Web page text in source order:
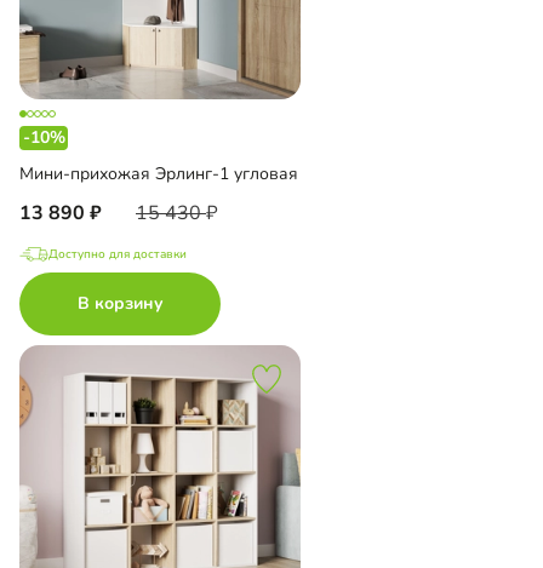
-10%
Мини-прихожая Эрлинг-1 угловая
13 890 15 430
Доступно для доставки
В корзину